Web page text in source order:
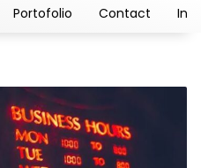
Portofolio Contact